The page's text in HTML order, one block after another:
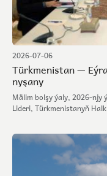
2026-07-06
Türkmenistan —
nyşany
Mälim bolşy ýaly, 2026-njy
Lideri, Türkmenistanyň